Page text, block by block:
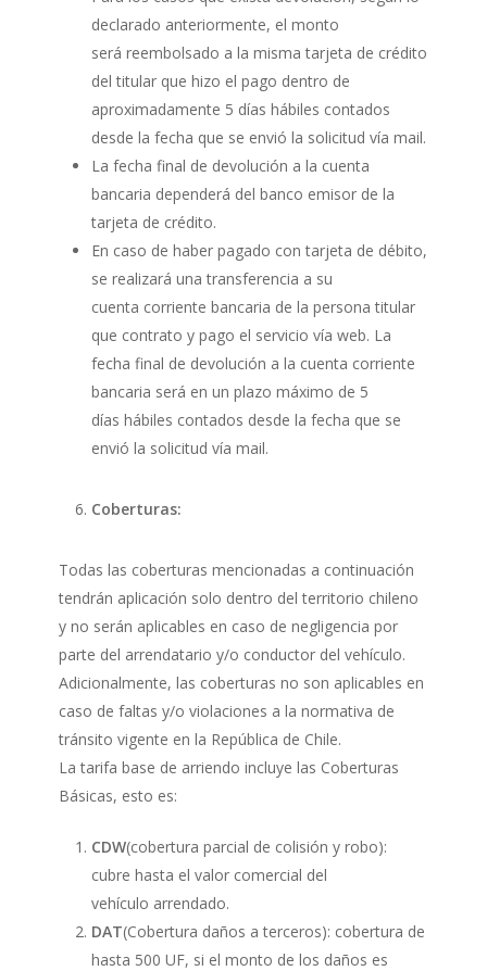
declarado anteriormente, el monto
será reembolsado a la misma tarjeta de crédito
del titular que hizo el pago dentro de
aproximadamente 5 días hábiles contados
desde la fecha que se envió la solicitud vía mail.
La fecha final de devolución a la cuenta
bancaria dependerá del banco emisor de la
tarjeta de crédito.
En caso de haber pagado con tarjeta de débito,
se realizará una transferencia a su
cuenta corriente bancaria de la persona titular
que contrato y pago el servicio vía web. La
fecha final de devolución a la cuenta corriente
bancaria será en un plazo máximo de 5
días hábiles contados desde la fecha que se
envió la solicitud vía mail.
Coberturas:
Todas las coberturas mencionadas a continuación
tendrán aplicación solo dentro del territorio chileno
y no serán aplicables en caso de negligencia por
parte del arrendatario y/o conductor del vehículo.
Adicionalmente, las coberturas no son aplicables en
caso de faltas y/o violaciones a la normativa de
tránsito vigente en la República de Chile.
La tarifa base de arriendo incluye las Coberturas
Básicas, esto es:
CDW(cobertura parcial de colisión y robo):
cubre hasta el valor comercial del
vehículo arrendado.
DAT(Cobertura daños a terceros): cobertura de
hasta 500 UF, si el monto de los daños es